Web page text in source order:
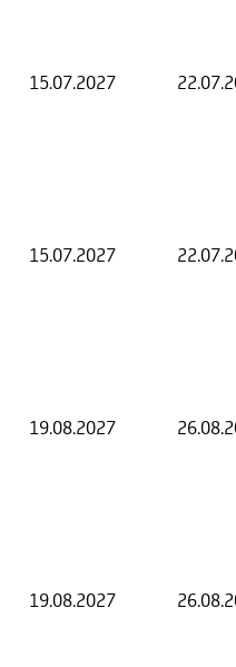
15.07.2027
15.07.2027
19.08.2027
19.08.2027